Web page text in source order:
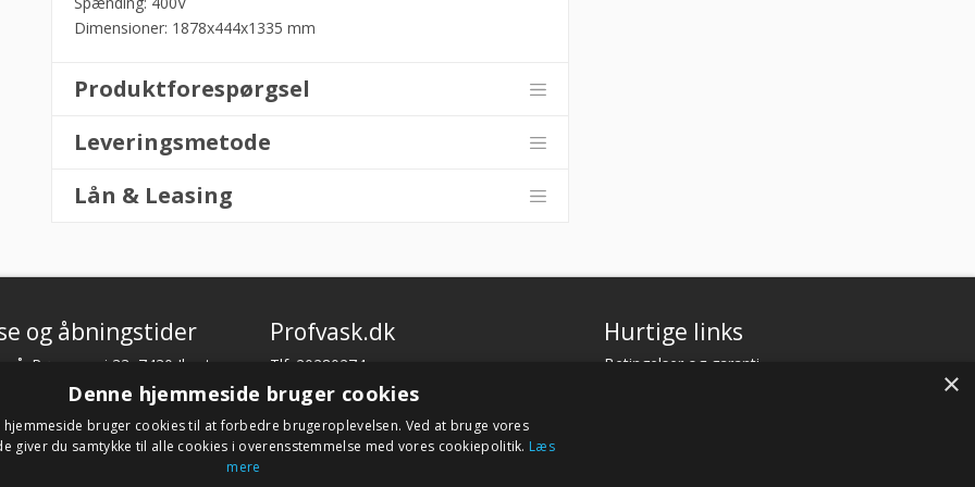
Dimensioner: 1878x444x1335 mm
Produktforespørgsel
Leveringsmetode
Lån & Leasing
og åbningstider
Rømersvej 33, 7430 Ikast
torsdag fra 08:30 – 16:00.
08.30 – 13.30.
Profvask.dk
Tlf. 20280274
CVR. 18066904
Har du brug for support?
Hurtige links
Betingelser og garanti
×
Denne hjemmeside bruger cookies
hjemmeside bruger cookies til at forbedre brugeroplevelsen. Ved at bruge vores
giver du samtykke til alle cookies i overensstemmelse med vores cookiepolitik. Læs
mere